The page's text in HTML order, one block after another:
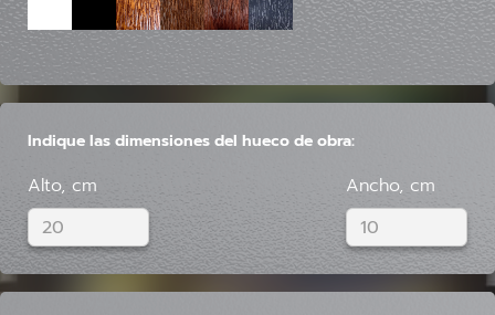
Indique las dimensiones del hueco de obra:
Alto, cm Ancho, cm